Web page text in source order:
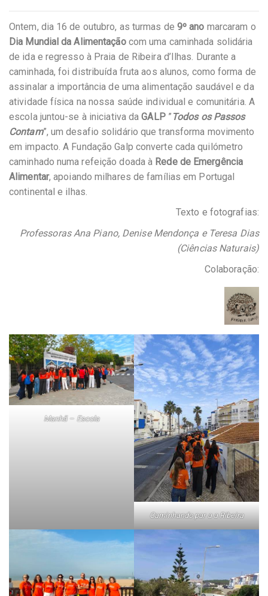
Ontem, dia 16 de outubro, as turmas de 9º ano marcaram o
Dia Mundial da Alimentação com uma caminhada solidária
de ida e regresso à Praia de Ribeira d’Ilhas. Durante a
caminhada, foi distribuída fruta aos alunos, como forma de
assinalar a importância de uma alimentação saudável e da
atividade física na nossa saúde individual e comunitária. A
escola juntou-se à iniciativa daGALP” Todos os Passos
Contam”, um desafio solidário que transforma movimento
em impacto. A Fundação Galp converte cada quilómetro
caminhado numa refeição doada à Rede de Emergência
Alimentar, apoiando milhares de famílias em Portugal
continental e ilhas.
Texto e fotografias:
Professoras Ana Piano, Denise Mendonça e Teresa Dias
(Ciências Naturais)
Colaboração:
Manhã – Escola
Caminhando par a a Ribeira